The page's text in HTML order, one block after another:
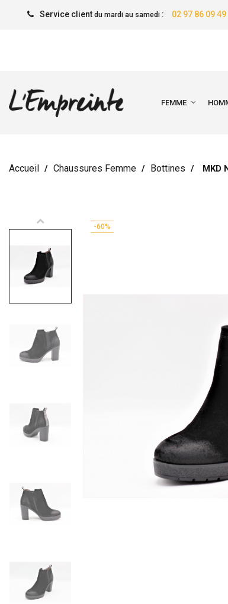
Service client du mardi au samedi: 02 97 86 09 49
FEMME
Accueil Chaussures Femme Bottines MKD
-60%